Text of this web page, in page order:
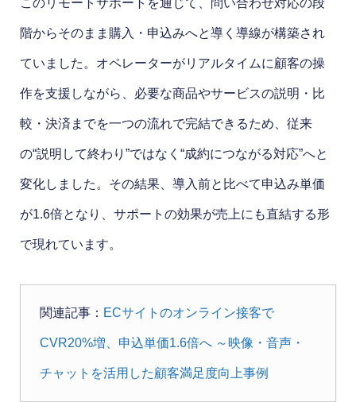
このリモートサポートを通じて、問い合わせ対応の段
階からそのまま購入・申込みへと導く導線が構築され
ていました。オペレーターがリアルタイムに顧客の操
作を支援しながら、必要な商品やサービスの説明・比
較・決済までを一つの流れで完結できるため、従来
の“説明して終わり”ではなく“成約につながる対応”へと
変化しました。その結果、導入前と比べて申込み単価
が1.6倍となり、サポートの効果が売上にも直結する形
で現れています。
関連記事： ECサイトのオンライン接客で
CVR20%増、申込単価1.6倍へ ～映像・音声・
チャットを活用した顧客満足度向上事例